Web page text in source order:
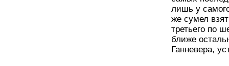
лишь у
же сумел
третьего по
ближе
Ганневера,